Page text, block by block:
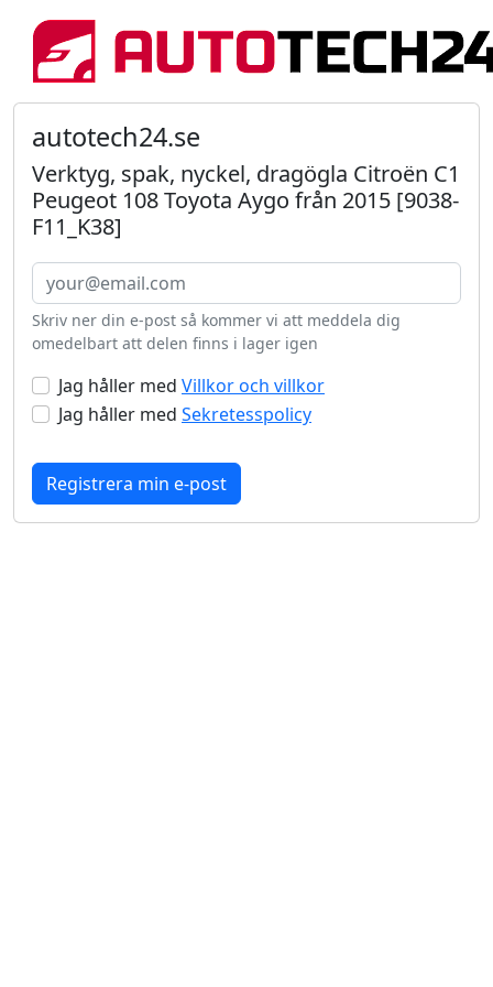
autotech24.se
Verktyg, spak, nyckel, dragögla Citroën C1
Peugeot 108 Toyota Aygo från 2015 [9038-
F11_K38]
Skriv ner din e-post så kommer vi att meddela dig
omedelbart att delen finns i lager igen
Jag håller med Villkor och villkor
Jag håller med Sekretesspolicy
Registrera min e-post